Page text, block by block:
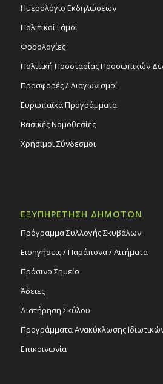
Ημερολόγιο Εκδηλώσεων
Πολιτικοί Γάμοι
Φορολογίες
Πολιτική Προστασίας Προσωπικών
Προσφορές / Διαγωνισμοί
Ευρωπαϊκά Προγράμματα
Βασικές Νομοθεσίες
Χρήσιμοι Σύνδεσμοι
ΕΞΥΠΗΡΕΤΗΣΗ ΔΗΜΟΤΩΝ
Πρόγραμμα Συλλογής Σκυβάλων
Εισηγήσεις / Παράπονα / Αιτήματα
Πράσινο Σημείο
Άδειες
Διατήρηση Σκύλου
Προγράμματα Ανακύκλωσης
Επικοινωνία